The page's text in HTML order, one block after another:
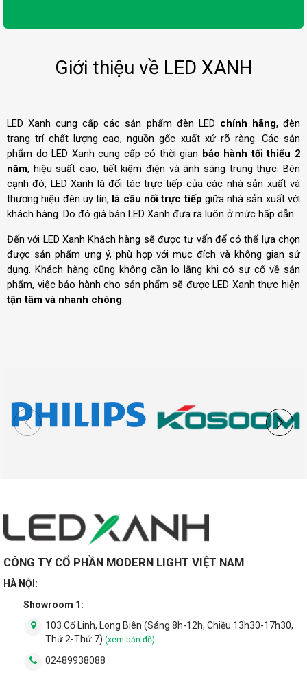
Giới thiệu về LED XANH
LED Xanh cung cấp các sản phẩm đèn LED chính hãng, đèn
trang trí chất lượng cao, nguồn gốc xuất xứ rõ ràng. Các sản
phẩm do LED Xanh cung cấp có thời gian bảo hành tối thiểu 2
năm, hiệu suất cao, tiết kiệm điện và ánh sáng trung thực. Bên
cạnh đó, LED Xanh là đối tác trực tiếp của các nhà sản xuất và
thương hiệu đèn uy tín, là cầu nối trực tiếp giữa nhà sản xuất với
khách hàng. Do đó giá bán LED Xanh đưa ra luôn ở mức hấp dẫn.
Đến với LED Xanh Khách hàng sẽ được tư vấn để có thể lựa chọn
được sản phẩm ưng ý, phù hợp với mục đích và không gian sử
dụng. Khách hàng cũng không cần lo lắng khi có sự cố về sản
phẩm, việc bảo hành cho sản phẩm sẽ được LED Xanh thực hiện
tận tâm và nhanh chóng.
CÔNG TY CỔ PHẦN MODERN LIGHT VIỆT NAM
HÀ NỘI:
Showroom 1:
103 Cổ Linh, Long Biên (Sáng 8h-12h, Chiều 13h30-17h30,
Thứ 2-Thứ 7) (xem bản đồ)
02489938088